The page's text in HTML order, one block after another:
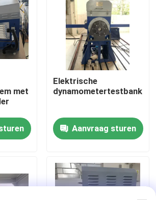
met
Elektrische
dynamometertestbank
Aanvraag sturen